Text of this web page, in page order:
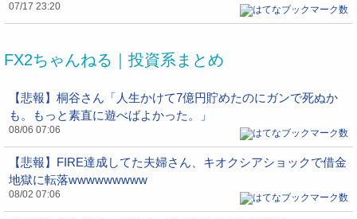
07/17 23:20
FX2ちゃんねる｜投資系まとめ
【悲報】桐谷さん「人生かけて7億円貯めたのにガンで死ぬか
も。もっと素直に遊べばよかった。」
08/06 07:06
【悲報】FIRE達成してた夫婦さん、キオクシアショックで借金
地獄に転落wwwwwwwww
08/02 07:06